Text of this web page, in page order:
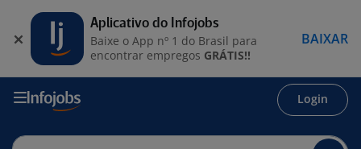
Login
Aplicativo do Infojobs
Baixe o App nº 1 do Brasil para
encontrar empregos GRÁTIS!!
BAIXAR